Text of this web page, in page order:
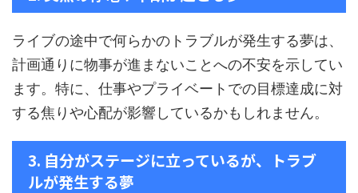
ライブの途中で何らかのトラブルが発生する夢は、
計画通りに物事が進まないことへの不安を示してい
ます。特に、仕事やプライベートでの目標達成に対
する焦りや心配が影響しているかもしれません。
3. 自分がステージに立っているが、トラブ
ルが発生する夢